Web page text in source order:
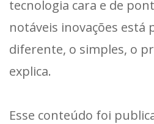
tecnologia cara e de
notáveis inovações está
diferente, o simples, o
explica.
Esse conteúdo foi